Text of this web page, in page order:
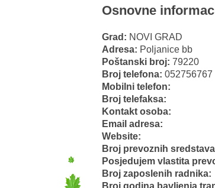
Osnovne
Grad: NOVI GRAD
Adresa: Poljanice bb
Poštanski broj: 79220
Broj telefona: 052756767
Mobilni telefon:
Broj telefaksa:
Kontakt osoba:
Email adresa:
Website:
Broj prevoznih
Posjedujem vlastita
Broj zaposlenih radnika:
Broj godina bavljenja